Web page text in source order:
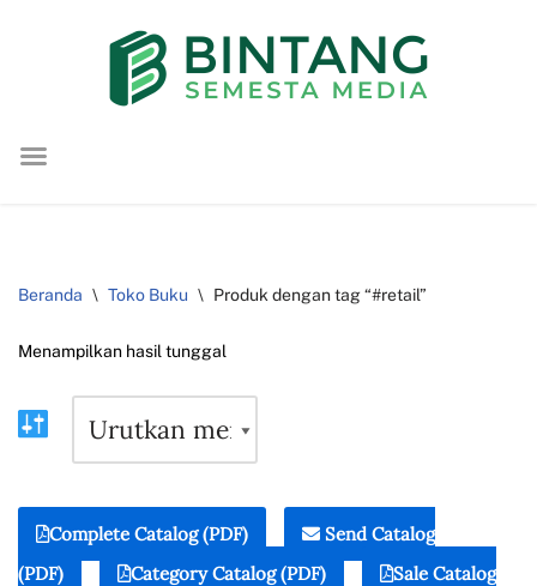
konten
Beranda \ Toko Buku \ Produk dengan tag “#retail”
Menampilkan hasil tunggal
Complete Catalog (PDF)
Send Catalog
(PDF)
Category Catalog (PDF)
Sale Catalog